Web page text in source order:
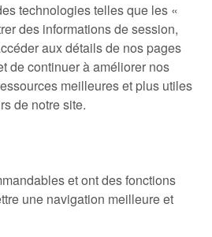
technologies telles que les «
des informations de session,
aux détails de nos pages
de continuer à améliorer nos
meilleures et plus utiles
de notre site.
et ont des fonctions
une navigation meilleure et